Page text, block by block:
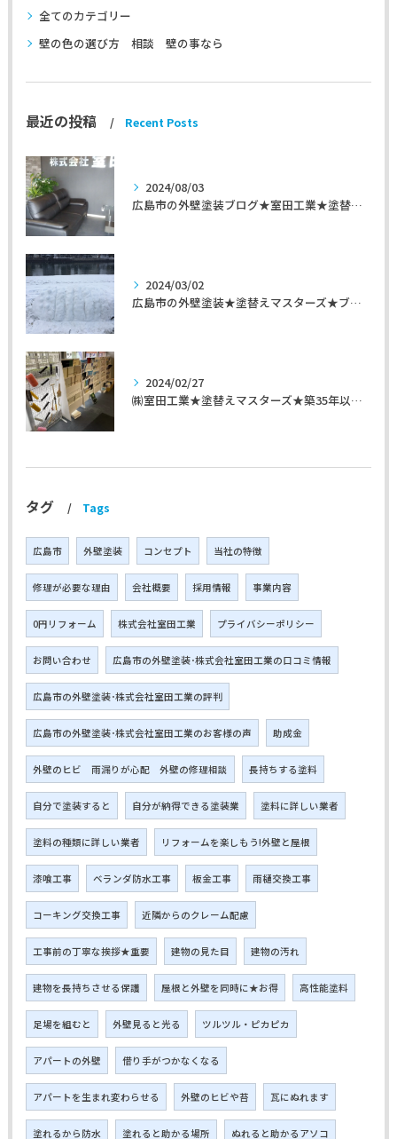
全てのカテゴリー
壁の色の選び方 相談 壁の事なら
最近の投稿 Recent Posts
2024/08/03
広島市の外壁塗装ブログ★室田工業★塗替えマスターズ★外壁リフォーム
2024/03/02
広島市の外壁塗装★塗替えマスターズ★ブログ「初めて家を手入れするのに」
2024/02/27
㈱室田工業★塗替えマスターズ★築35年以上のお宅の施工事例
タグ Tags
広島市 外壁塗装 コンセプト 当社の特徴
修理が必要な理由 会社概要 採用情報 事業内容
0円リフォーム 株式会社室田工業 プライバシーポリシー
お問い合わせ 広島市の外壁塗装･株式会社室田工業の口コミ情報
広島市の外壁塗装･株式会社室田工業の評判
広島市の外壁塗装･株式会社室田工業のお客様の声 助成金
外壁のヒビ 雨漏りが心配 外壁の修理相談 長持ちする塗料
自分で塗装すると 自分が納得できる塗装業 塗料に詳しい業者
塗料の種類に詳しい業者 リフォームを楽しもう!外壁と屋根
漆喰工事 ベランダ防水工事 板金工事 雨樋交換工事
コーキング交換工事 近隣からのクレーム配慮
工事前の丁寧な挨拶★重要 建物の見た目 建物の汚れ
建物を長持ちさせる保護 屋根と外壁を同時に★お得 高性能塗料
足場を組むと 外壁見ると光る ツルツル・ピカピカ
アパートの外壁 借り手がつかなくなる
アパートを生まれ変わらせる 外壁のヒビや苔 瓦にぬれます
塗れるから防水 塗れると助かる場所 ぬれると助かるアソコ